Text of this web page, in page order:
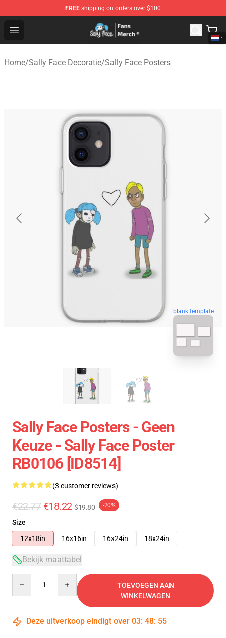
FREE shipping on orders over $100
Open menu
Sally Face Store - Official Sally Face Merchandise Shop
Home/Sally Face Decoratie/Sally Face Posters
blank template
Sally Face Posters - Geen
Keuze - Sally Face Poster
RB0106 [ID8514]
(3 customer reviews)
€22.77 €18.22 $19.80 -20%
Size
12x18in
16x16in 16x24in 18x24in
Bekijk maattabel
TOEVOEGEN AAN
WINKELWAGEN
Deze uitverkoop eindigt over 03: 48: 54